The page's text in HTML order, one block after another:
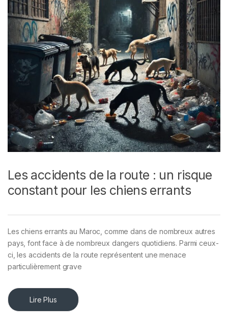
Les accidents de la route : un risque
constant pour les chiens errants
Les chiens errants au Maroc, comme dans de nombreux autres
pays, font face à de nombreux dangers quotidiens. Parmi ceux-
ci, les accidents de la route représentent une menace
particulièrement grave
Lire Plus